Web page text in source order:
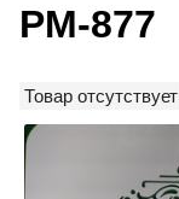
РМ-877
Товар отсутствует